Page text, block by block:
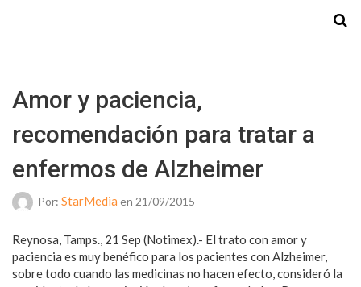
Amor y paciencia,
recomendación para tratar a
enfermos de Alzheimer
Por: StarMedia en 21/09/2015
Reynosa, Tamps., 21 Sep (Notimex).- El trato con amor y
paciencia es muy benéfico para los pacientes con Alzheimer,
sobre todo cuando las medicinas no hacen efecto, consideró la